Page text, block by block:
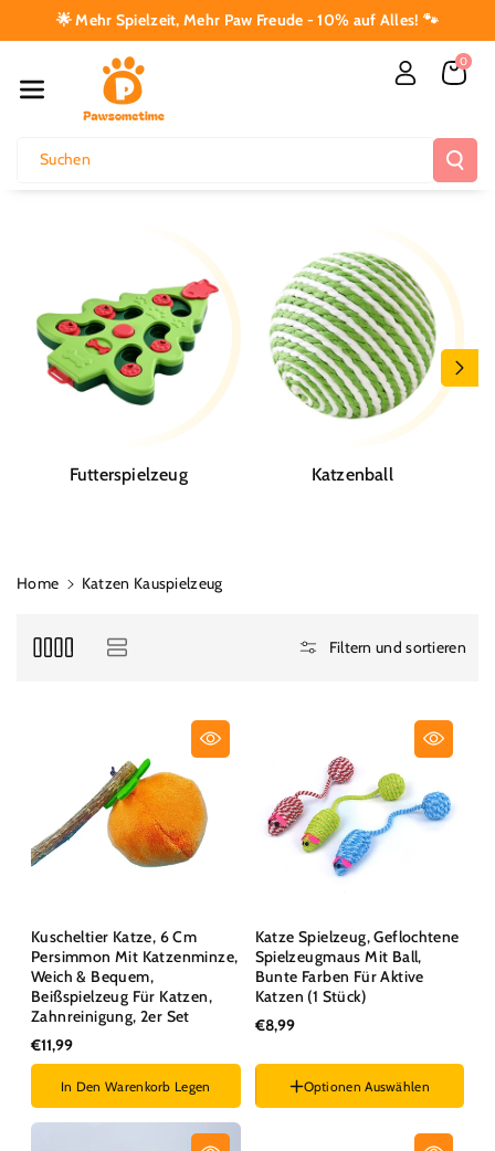
Nhalt
🌟 Mehr Spielzeit, Mehr Paw Freude - 10% auf Alles! 🐾
Suchen
0
Futterspielzeug Katzenball
Home Katzen Kauspielzeug
Filtern und sortieren
Kuscheltier Katze, 6 Cm
Persimmon Mit Katzenminze,
Weich & Bequem,
Beißspielzeug Für Katzen,
Zahnreinigung, 2er Set
€11,99
In Den Warenkorb Legen
Katze Spielzeug, Geflochtene
Spielzeugmaus Mit Ball,
Bunte Farben Für Aktive
Katzen (1 Stück)
€8,99
Optionen Auswählen